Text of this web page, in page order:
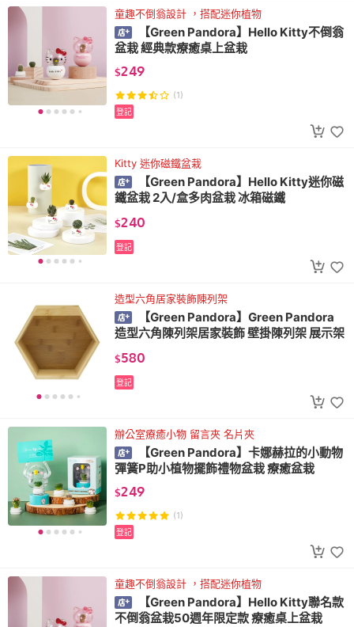
童趣不倒翁設計 ，搭配迷你植物
【Green Pandora】Hello Kitty不倒翁
盆栽 經典款療癒桌上盆栽
$249
(1)
登記
Kitty 迷你磁鐵盆栽
【Green Pandora】Hello Kitty迷你磁
鐵盆栽 2入/盒多肉盆栽 冰箱磁鐵
$240
登記
造型六角居家裝飾陳列架
【Green Pandora】Green Pandora
造型六角陳列架居家裝飾 壁掛陳列架 展示架
$580
登記
辦公室療癒小物 留言夾 名片夾
【Green Pandora】卡娜赫拉的小動物
彈簧P助小植物擺飾禮物盆栽 療癒盆栽
$249
(1)
登記
童趣不倒翁設計 ，搭配迷你植物
【Green Pandora】Hello Kitty聯名款
不倒翁盆栽50週年限定款 療癒桌上盆栽